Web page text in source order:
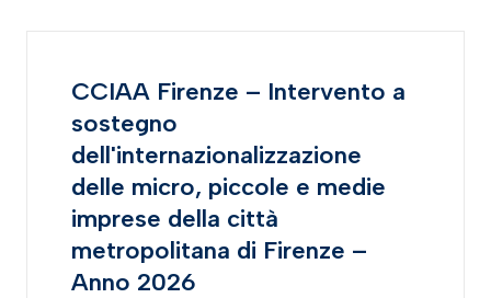
CCIAA Firenze – Intervento a
sostegno
dell'internazionalizzazione
delle micro, piccole e medie
imprese della città
metropolitana di Firenze –
Anno 2026